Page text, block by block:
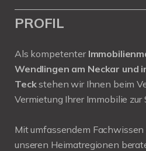
PROFIL
Als kompetenter
Wendlingen am Neckar und
Teckstehen wir Ihnen beim
Vermietung Ihrer Immobilie zur
Mit umfassendem
unseren Heimatregionen